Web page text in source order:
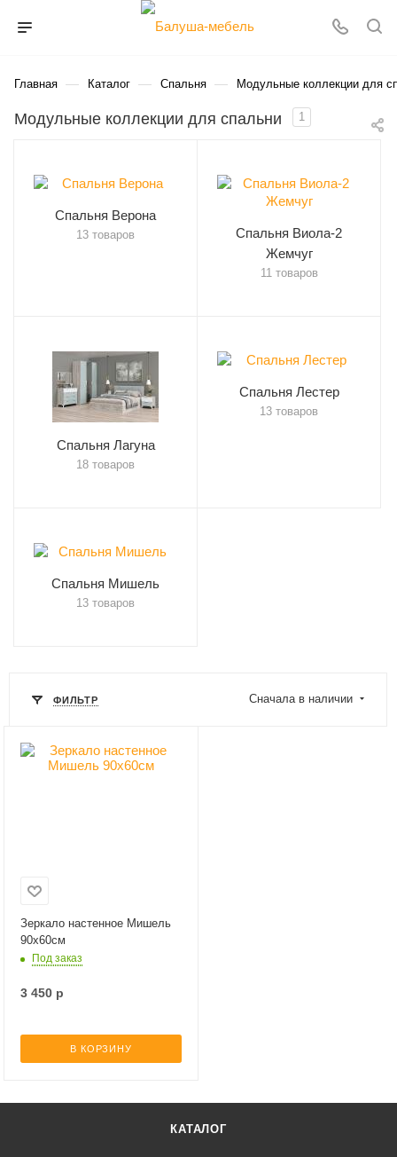
Главная — Каталог — Спальня — Модульные коллекции для
Модульные коллекции для спальни 1
Спальня Верона
13 товаров
Спальня Виола-2
Жемчуг
11 товаров
Спальня Лагуна
18 товаров
Спальня Лестер
13 товаров
Спальня Мишель
13 товаров
ФИЛЬТР Сначала в наличии
Зеркало настенное Мишель
90х60см
Под заказ
3 450 р
В КОРЗИНУ
КАТАЛОГ